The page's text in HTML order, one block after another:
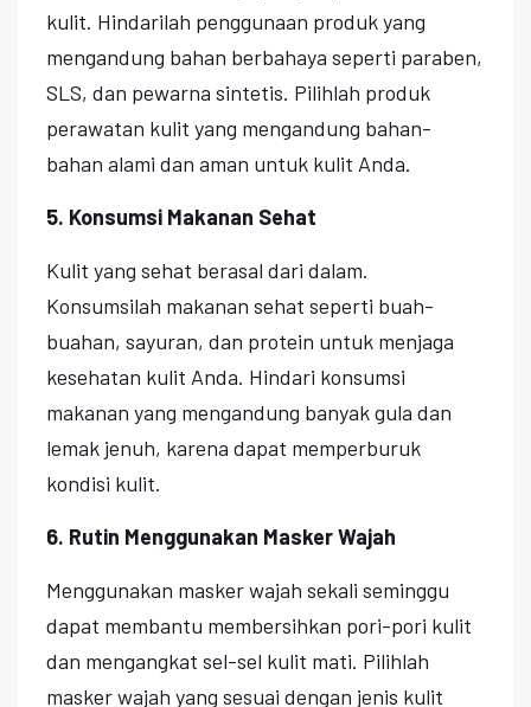
kulit. Hindarilah penggunaan produk yang
mengandung bahan berbahaya seperti paraben,
SLS, dan pewarna sintetis. Pilihlah produk
perawatan kulit yang mengandung bahan-
bahan alami dan aman untuk kulit Anda.
5. Konsumsi Makanan Sehat
Kulit yang sehat berasal dari dalam.
Konsumsilah makanan sehat seperti buah-
buahan, sayuran, dan protein untuk menjaga
kesehatan kulit Anda. Hindari konsumsi
makanan yang mengandung banyak gula dan
lemak jenuh, karena dapat memperburuk
kondisi kulit.
6. Rutin Menggunakan Masker Wajah
Menggunakan masker wajah sekali seminggu
dapat membantu membersihkan pori-pori kulit
dan mengangkat sel-sel kulit mati. Pilihlah
masker wajah yang sesuai dengan jenis kulit